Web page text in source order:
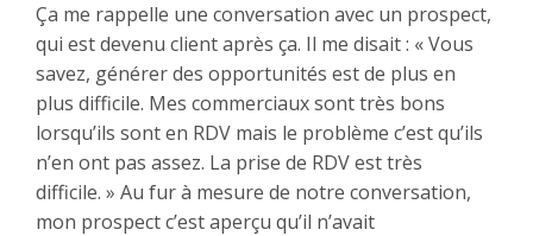
Ça me rappelle une conversation avec un prospect,
qui est devenu client après ça. Il me disait : « Vous
savez, générer des opportunités est de plus en
plus difficile. Mes commerciaux sont très bons
lorsqu’ils sont en RDV mais le problème c’est qu’ils
n’en ont pas assez. La prise de RDV est très
difficile. » Au fur à mesure de notre conversation,
mon prospect c’est aperçu qu’il n’avait